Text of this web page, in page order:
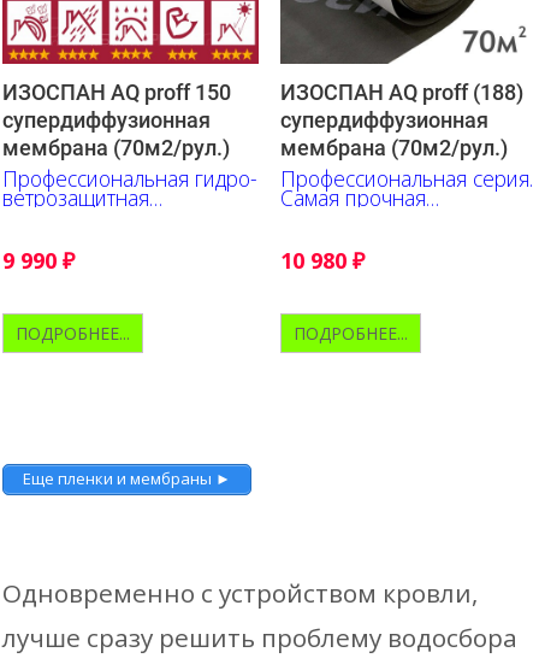
ИЗОСПАН AQ proff 150
супердиффузионная
мембрана (70м2/рул.)
Профессиональная гидро-
ветрозащитная
9 990 ₽
ПОДРОБНЕЕ...
ИЗОСПАН AQ proff (188)
супердиффузионная
мембрана (70м2/рул.)
Профессиональная серия.
Самая прочная
10 980 ₽
ПОДРОБНЕЕ...
Еще пленки и мембраны ►
Одновременно с устройством кровли,
лучше сразу решить проблему водосбора